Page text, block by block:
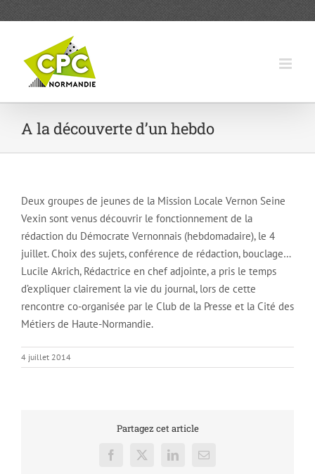
A la découverte d’un hebdo
Deux groupes de jeunes de la Mission Locale Vernon Seine
Vexin sont venus découvrir le fonctionnement de la
rédaction du Démocrate Vernonnais (hebdomadaire), le 4
juillet. Choix des sujets, conférence de rédaction, bouclage…
Lucile Akrich, Rédactrice en chef adjointe, a pris le temps
d’expliquer clairement la vie du journal, lors de cette
rencontre co-organisée par le Club de la Presse et la Cité des
Métiers de Haute-Normandie.
4 juillet 2014
Partagez cet article
Facebook
X LinkedInEmail